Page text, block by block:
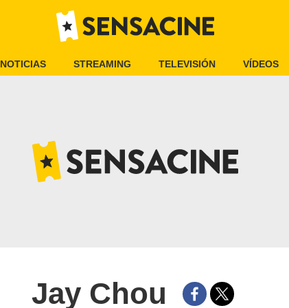
NOTICIAS STREAMING TELEVISIÓN VÍDEOS
Jay Chou